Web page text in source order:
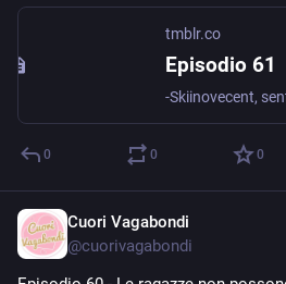
tmblr.co
Episodio 61
0 0 0
Cuori Vagabondi
@cuorivagabondi